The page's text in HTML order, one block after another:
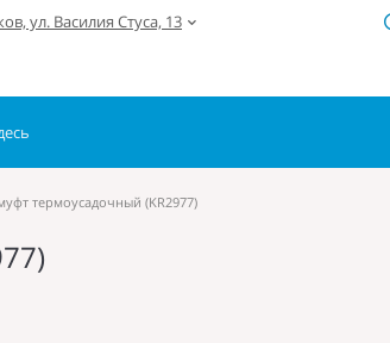
ул. Василия Стуса, 13
термоусадочный (KR2977)